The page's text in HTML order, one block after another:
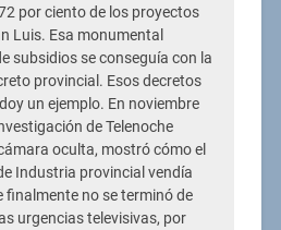
por ciento de los proyectos
Luis. Esa monumental
subsidios se conseguía con la
provincial. Esos decretos
un ejemplo. En noviembre
de Telenoche
oculta, mostró cómo el
Industria provincial vendía
finalmente no se terminó de
urgencias televisivas, por